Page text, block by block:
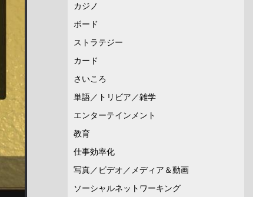
カジノ
ボード
ストラテジー
カード
さいころ
単語／トリビア／雑学
エンターテインメント
教育
仕事効率化
写真／ビデオ／メディア＆動画
ソーシャルネットワーキング